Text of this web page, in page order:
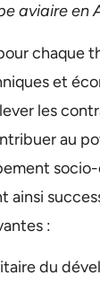
aviaire en
chaque
et
les
au
ainsi
:
du